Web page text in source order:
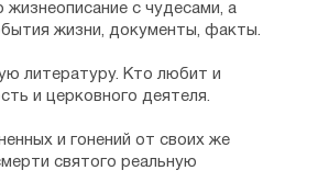
жизнеописание с чудесами, а
жизни, документы, факты.
литературу. Кто любит и
и церковного деятеля.
и гонений от своих же
святого реальную